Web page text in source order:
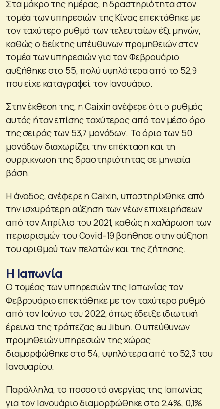
Στα μάκρο της ημέρας, η δραστηριότητα στον
τομέα των υπηρεσιών της Κίνας επεκτάθηκε με
τον ταχύτερο ρυθμό των τελευταίων έξι μηνών,
καθώς ο δείκτης υπέυθυνων προμηθειών στον
τομέα των υπηρεσιών για τον Φεβρουάριο
αυξήθηκε στο 55, πολύ υψηλότερα από το 52,9
που είχε καταγραφεί τον Ιανουάριο.
Στην έκθεσή της, η Caixin ανέφερε ότι ο ρυθμός
αυτός ήταν επίσης ταχύτερος από τον μέσο όρο
της σειράς των 53,7 μονάδων. Το όριο των 50
μονάδων διαχωρίζει την επέκταση και τη
συρρίκνωση της δραστηριότητας σε μηνιαία
βάση.
Η άνοδος, ανέφερε η Caixin, υποστηρίχθηκε από
την ισχυρότερη αύξηση των νέων επιχειρήσεων
από τον Απρίλιο του 2021, καθώς η χαλάρωση των
περιορισμών του Covid-19 βοήθησε στην αύξηση
του αριθμού των πελατών και της ζήτησης.
Η Ιαπωνία
Ο τομέας των υπηρεσιών της Ιαπωνίας τον
Φεβρουάριο επεκτάθηκε με τον ταχύτερο ρυθμό
από τον Ιούνιο του 2022, όπως έδειξε ιδιωτική
έρευνα της τράπεζας au Jibun. Ο υπεύθυνων
προμηθειών υπηρεσιών της χώρας
διαμορφώθηκε στο 54, υψηλότερα από το 52,3 του
Ιανουαρίου.
Παράλληλα, το ποσοστό ανεργίας της Ιαπωνίας
για τον Ιανουάριο διαμορφώθηκε στο 2,4%, 0,1%